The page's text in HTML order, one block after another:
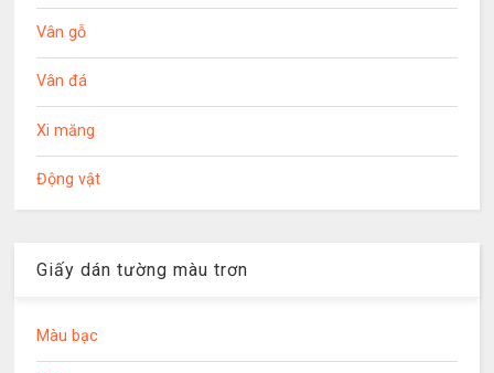
Vân gỗ
Vân đá
Xi măng
Động vật
Giấy dán tường màu trơn
Màu bạc